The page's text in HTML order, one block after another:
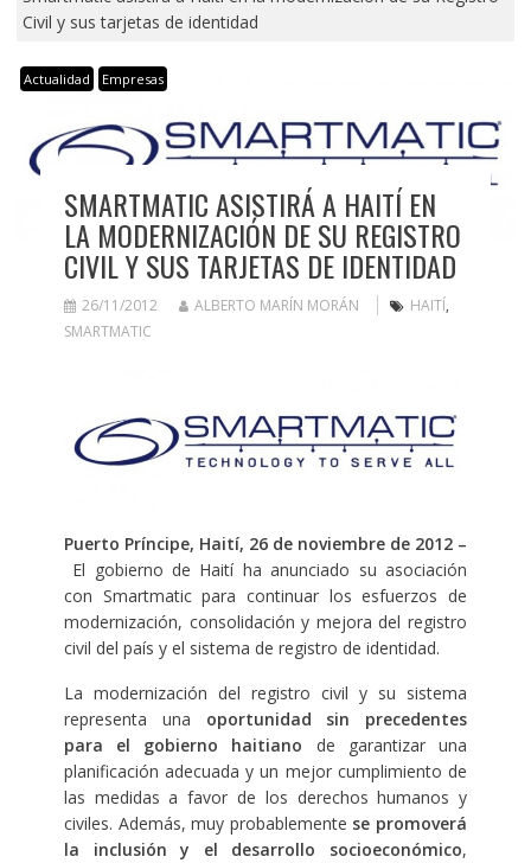
Civil y sus tarjetas de identidad
Actualidad Empresas
SMARTMATIC ASISTIRÁ A HAITÍ EN
LA MODERNIZACIÓN DE SU REGISTRO
CIVIL Y SUS TARJETAS DE IDENTIDAD
26/11/2012 ALBERTO MARÍN MORÁN HAITÍ,
SMARTMATIC
Puerto Príncipe, Haití, 26 de noviembre de 2012 –
El gobierno de Haití ha anunciado su asociación
con Smartmatic para continuar los esfuerzos de
modernización, consolidación y mejora del registro
civil del país y el sistema de registro de identidad.
La modernización del registro civil y su sistema
representa una oportunidad sin precedentes
para el gobierno haitiano de garantizar una
planificación adecuada y un mejor cumplimiento de
las medidas a favor de los derechos humanos y
civiles. Además, muy probablemente se promoverá
la inclusión y el desarrollo socioeconómico,